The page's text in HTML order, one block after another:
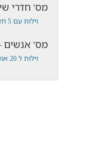
מס' חדרי
וילות עם 5 חדרי שינה ומעלה
מס' אנשים
וילות ל 20 אנשים ומעלה